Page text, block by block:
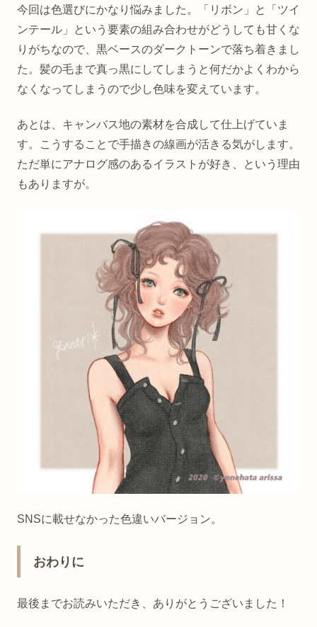
今回は色選びにかなり悩みました。「リボン」と「ツイ
ンテール」という要素の組み合わせがどうしても甘くな
りがちなので、黒ベースのダークトーンで落ち着きまし
た。髪の毛まで真っ黒にしてしまうと何だかよくわから
なくなってしまうので少し色味を変えています。
あとは、キャンバス地の素材を合成して仕上げていま
す。こうすることで手描きの線画が活きる気がします。
ただ単にアナログ感のあるイラストが好き、という理由
もありますが。
SNSに載せなかった色違いバージョン。
おわりに
最後までお読みいただき、ありがとうございました！